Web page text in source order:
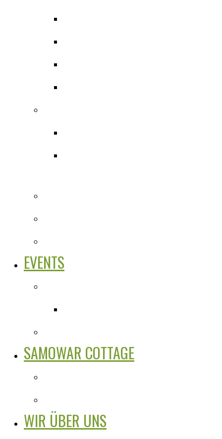
EVENTS
SAMOWAR COTTAGE
WIR ÜBER UNS